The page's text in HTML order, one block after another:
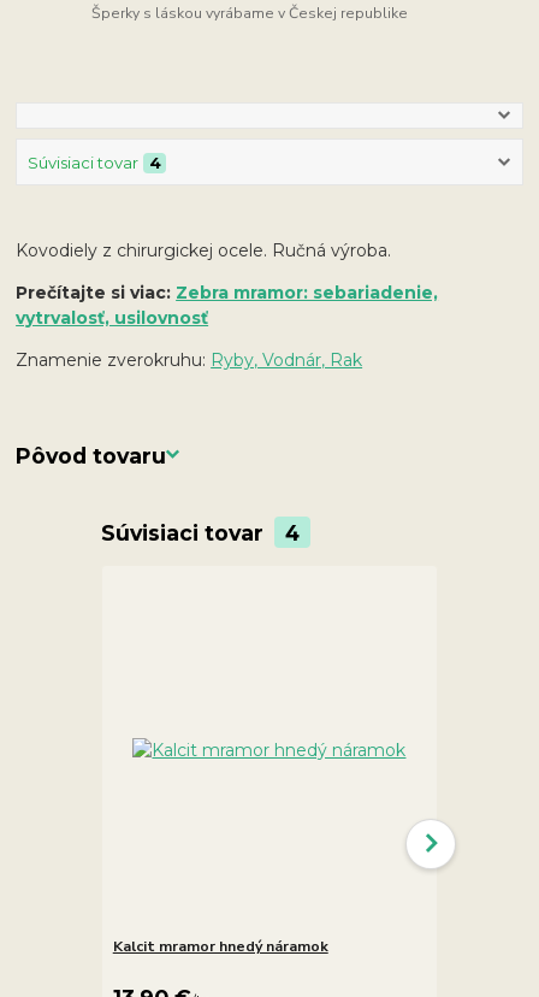
Šperky s láskou vyrábame v Českej republike
Súvisiaci tovar 4
Kovodiely z chirurgickej ocele. Ručná výroba.
Prečítajte si viac: Zebra mramor: sebariadenie,
vytrvalosť, usilovnosť
Znamenie zverokruhu: Ryby, Vodnár, Rak
Pôvod tovaru
Súvisiaci tovar 4
Kalcit mramor hnedý náramok